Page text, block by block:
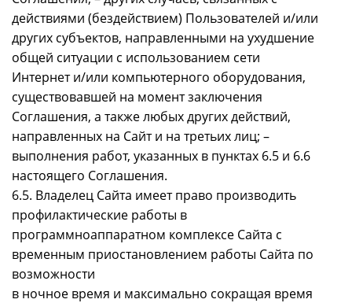
действиями (бездействием) Пользователей и/или
других субъектов, направленными на ухудшение
общей ситуации с использованием сети
Интернет и/или компьютерного оборудования,
существовавшей на момент заключения
Соглашения, а также любых других действий,
направленных на Сайт и на третьих лиц; –
выполнения работ, указанных в пунктах 6.5 и 6.6
настоящего Соглашения.
6.5. Владелец Сайта имеет право производить
профилактические работы в
программноаппаратном комплексе Сайта с
временным приостановлением работы Сайта по
возможности
в ночное время и максимально сокращая время